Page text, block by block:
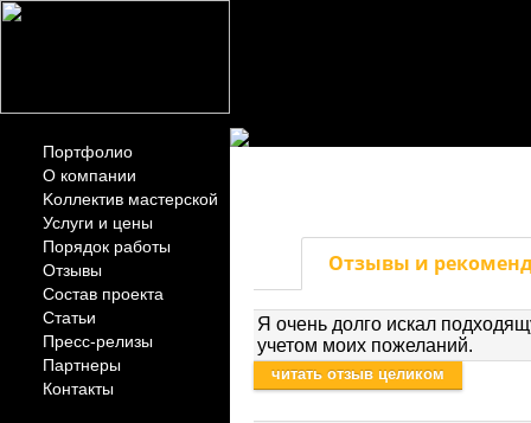
Портфолио
О компании
Kоллектив мастерской
Услуги и цены
Порядок работы
Отзывы
Состав проекта
Статьи
Пресс-релизы
Партнеры
Контакты
Отзывы и
Я очень долго искал
учетом моих пожеланий.
читать отзыв целиком